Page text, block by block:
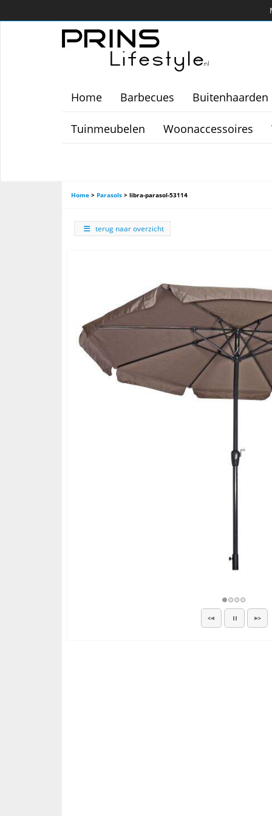
Home Barbecues Buitenhaarden
Tuinmeubelen Woonaccessoires
Home > Parasols > libra-parasol-53114
terug naar overzicht